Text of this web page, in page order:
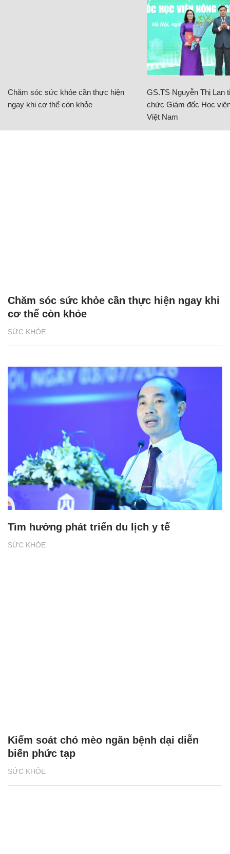
Chăm sóc sức khỏe cần thực hiện
ngay khi cơ thể còn khỏe
GS.TS Nguyễn Thị Lan
chức Giám đốc Học
Việt Nam
SỨC KHỎE
Chăm sóc sức khỏe cần thực hiện ngay khi
cơ thể còn khỏe
SỨC KHỎE
Tìm hướng phát triển du lịch y tế
SỨC KHỎE
Kiểm soát chó mèo ngăn bệnh dại diễn
biến phức tạp